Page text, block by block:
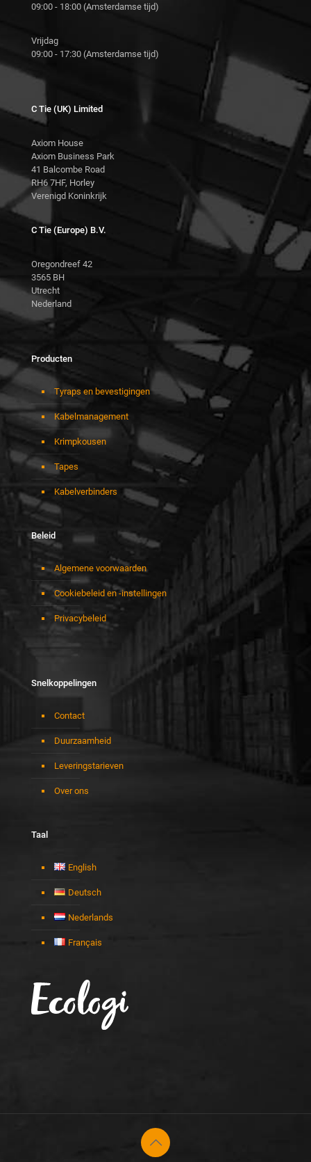
09:00 - 18:00 (Amsterdamse tijd)
Vrijdag
09:00 - 17:30 (Amsterdamse tijd)
C Tie (UK) Limited
Axiom House
Axiom Business Park
41 Balcombe Road
RH6 7HF, Horley
Verenigd Koninkrijk
C Tie (Europe) B.V.
Oregondreef 42
3565 BH
Utrecht
Nederland
Producten
Tyraps en bevestigingen
Kabelmanagement
Krimpkousen
Tapes
Kabelverbinders
Beleid
Algemene voorwaarden
Cookiebeleid en -instellingen
Privacybeleid
Snelkoppelingen
Contact
Duurzaamheid
Leveringstarieven
Over ons
Taal
English
Deutsch
Nederlands
Français